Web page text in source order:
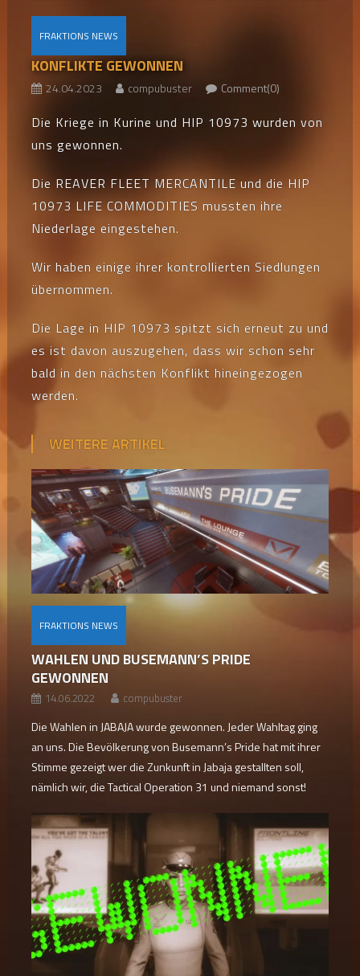
FRAKTIONS NEWS
KONFLIKTE GEWONNEN
24.04.2023 compubuster Comment(0)
Die Kriege in Kurine und HIP 10973 wurden von
uns gewonnen.
Die REAVER FLEET MERCANTILE und die HIP
10973 LIFE COMMODITIES mussten ihre
Niederlage eingestehen.
Wir haben einige ihrer kontrollierten Siedlungen
übernommen.
Die Lage in HIP 10973 spitzt sich erneut zu und
es ist davon auszugehen, dass wir schon sehr
bald in den nächsten Konflikt hineingezogen
werden.
WEITERE ARTIKEL
FRAKTIONS NEWS
WAHLEN UND BUSEMANN’S PRIDE
GEWONNEN
14.06.2022 compubuster
Die Wahlen in JABAJA wurde gewonnen. Jeder Wahltag ging
an uns. Die Bevölkerung von Busemann’s Pride hat mit ihrer
Stimme gezeigt wer die Zunkunft in Jabaja gestallten soll,
nämlich wir, die Tactical Operation 31 und niemand sonst!